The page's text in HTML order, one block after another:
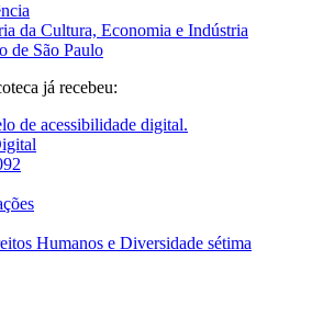
da Cultura, Economia e Indústria
de São Paulo
já recebeu: